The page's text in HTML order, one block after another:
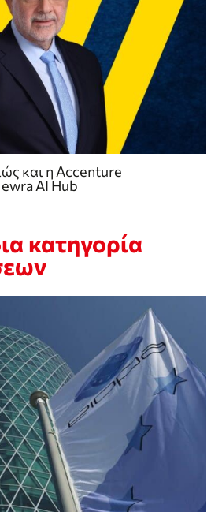
και η Accenture
AI Hub
κατηγορία